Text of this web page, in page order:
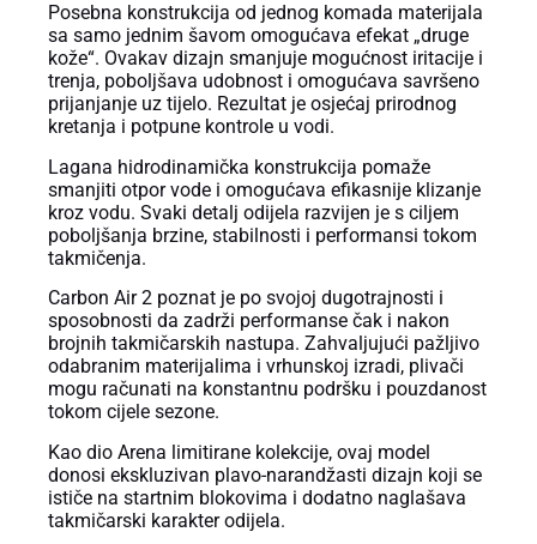
Posebna konstrukcija od jednog komada materijala
sa samo jednim šavom omogućava efekat „druge
kože“. Ovakav dizajn smanjuje mogućnost iritacije i
trenja, poboljšava udobnost i omogućava savršeno
prijanjanje uz tijelo. Rezultat je osjećaj prirodnog
kretanja i potpune kontrole u vodi.
Lagana hidrodinamička konstrukcija pomaže
smanjiti otpor vode i omogućava efikasnije klizanje
kroz vodu. Svaki detalj odijela razvijen je s ciljem
poboljšanja brzine, stabilnosti i performansi tokom
takmičenja.
Carbon Air 2 poznat je po svojoj dugotrajnosti i
sposobnosti da zadrži performanse čak i nakon
brojnih takmičarskih nastupa. Zahvaljujući pažljivo
odabranim materijalima i vrhunskoj izradi, plivači
mogu računati na konstantnu podršku i pouzdanost
tokom cijele sezone.
Kao dio Arena limitirane kolekcije, ovaj model
donosi ekskluzivan plavo-narandžasti dizajn koji se
ističe na startnim blokovima i dodatno naglašava
takmičarski karakter odijela.